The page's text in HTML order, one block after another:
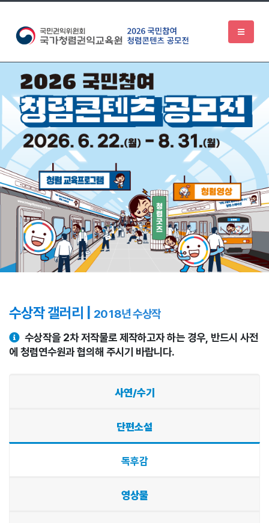
수상작 갤러리 | 2018년 수상작
수상작을 2차 저작물로 제작하고자 하는 경우, 반드시 사전
에 청렴연수원과 협의해 주시기 바랍니다.
사연/수기
단편소설
독후감
영상물